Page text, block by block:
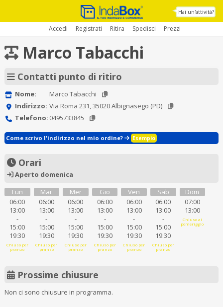
Hai un'attività?
Accedi Registrati Ritira Spedisci Prezzi
Marco Tabacchi
Contatti punto di ritiro
Nome:
Marco Tabacchi
Indirizzo: Via Roma 231, 35020 Albignasego (PD)
Telefono: 0495733845
Come scrivo l'indirizzo nel mio ordine? Esempio
Orari
Aperto domenica
Lun
06:00
13:00
-
15:00
19:30
Chiuso per
pranzo
Mar
06:00
13:00
-
15:00
19:30
Chiuso per
pranzo
Mer
06:00
13:00
-
15:00
19:30
Chiuso per
pranzo
Gio
06:00
13:00
-
15:00
19:30
Chiuso per
pranzo
Ven
06:00
13:00
-
15:00
19:30
Chiuso per
pranzo
Sab
06:00
13:00
-
15:00
19:30
Chiuso per
pranzo
Dom
07:00
13:00
Chiuso al
pomeriggio
Prossime chiusure
Non ci sono chiusure in programma.